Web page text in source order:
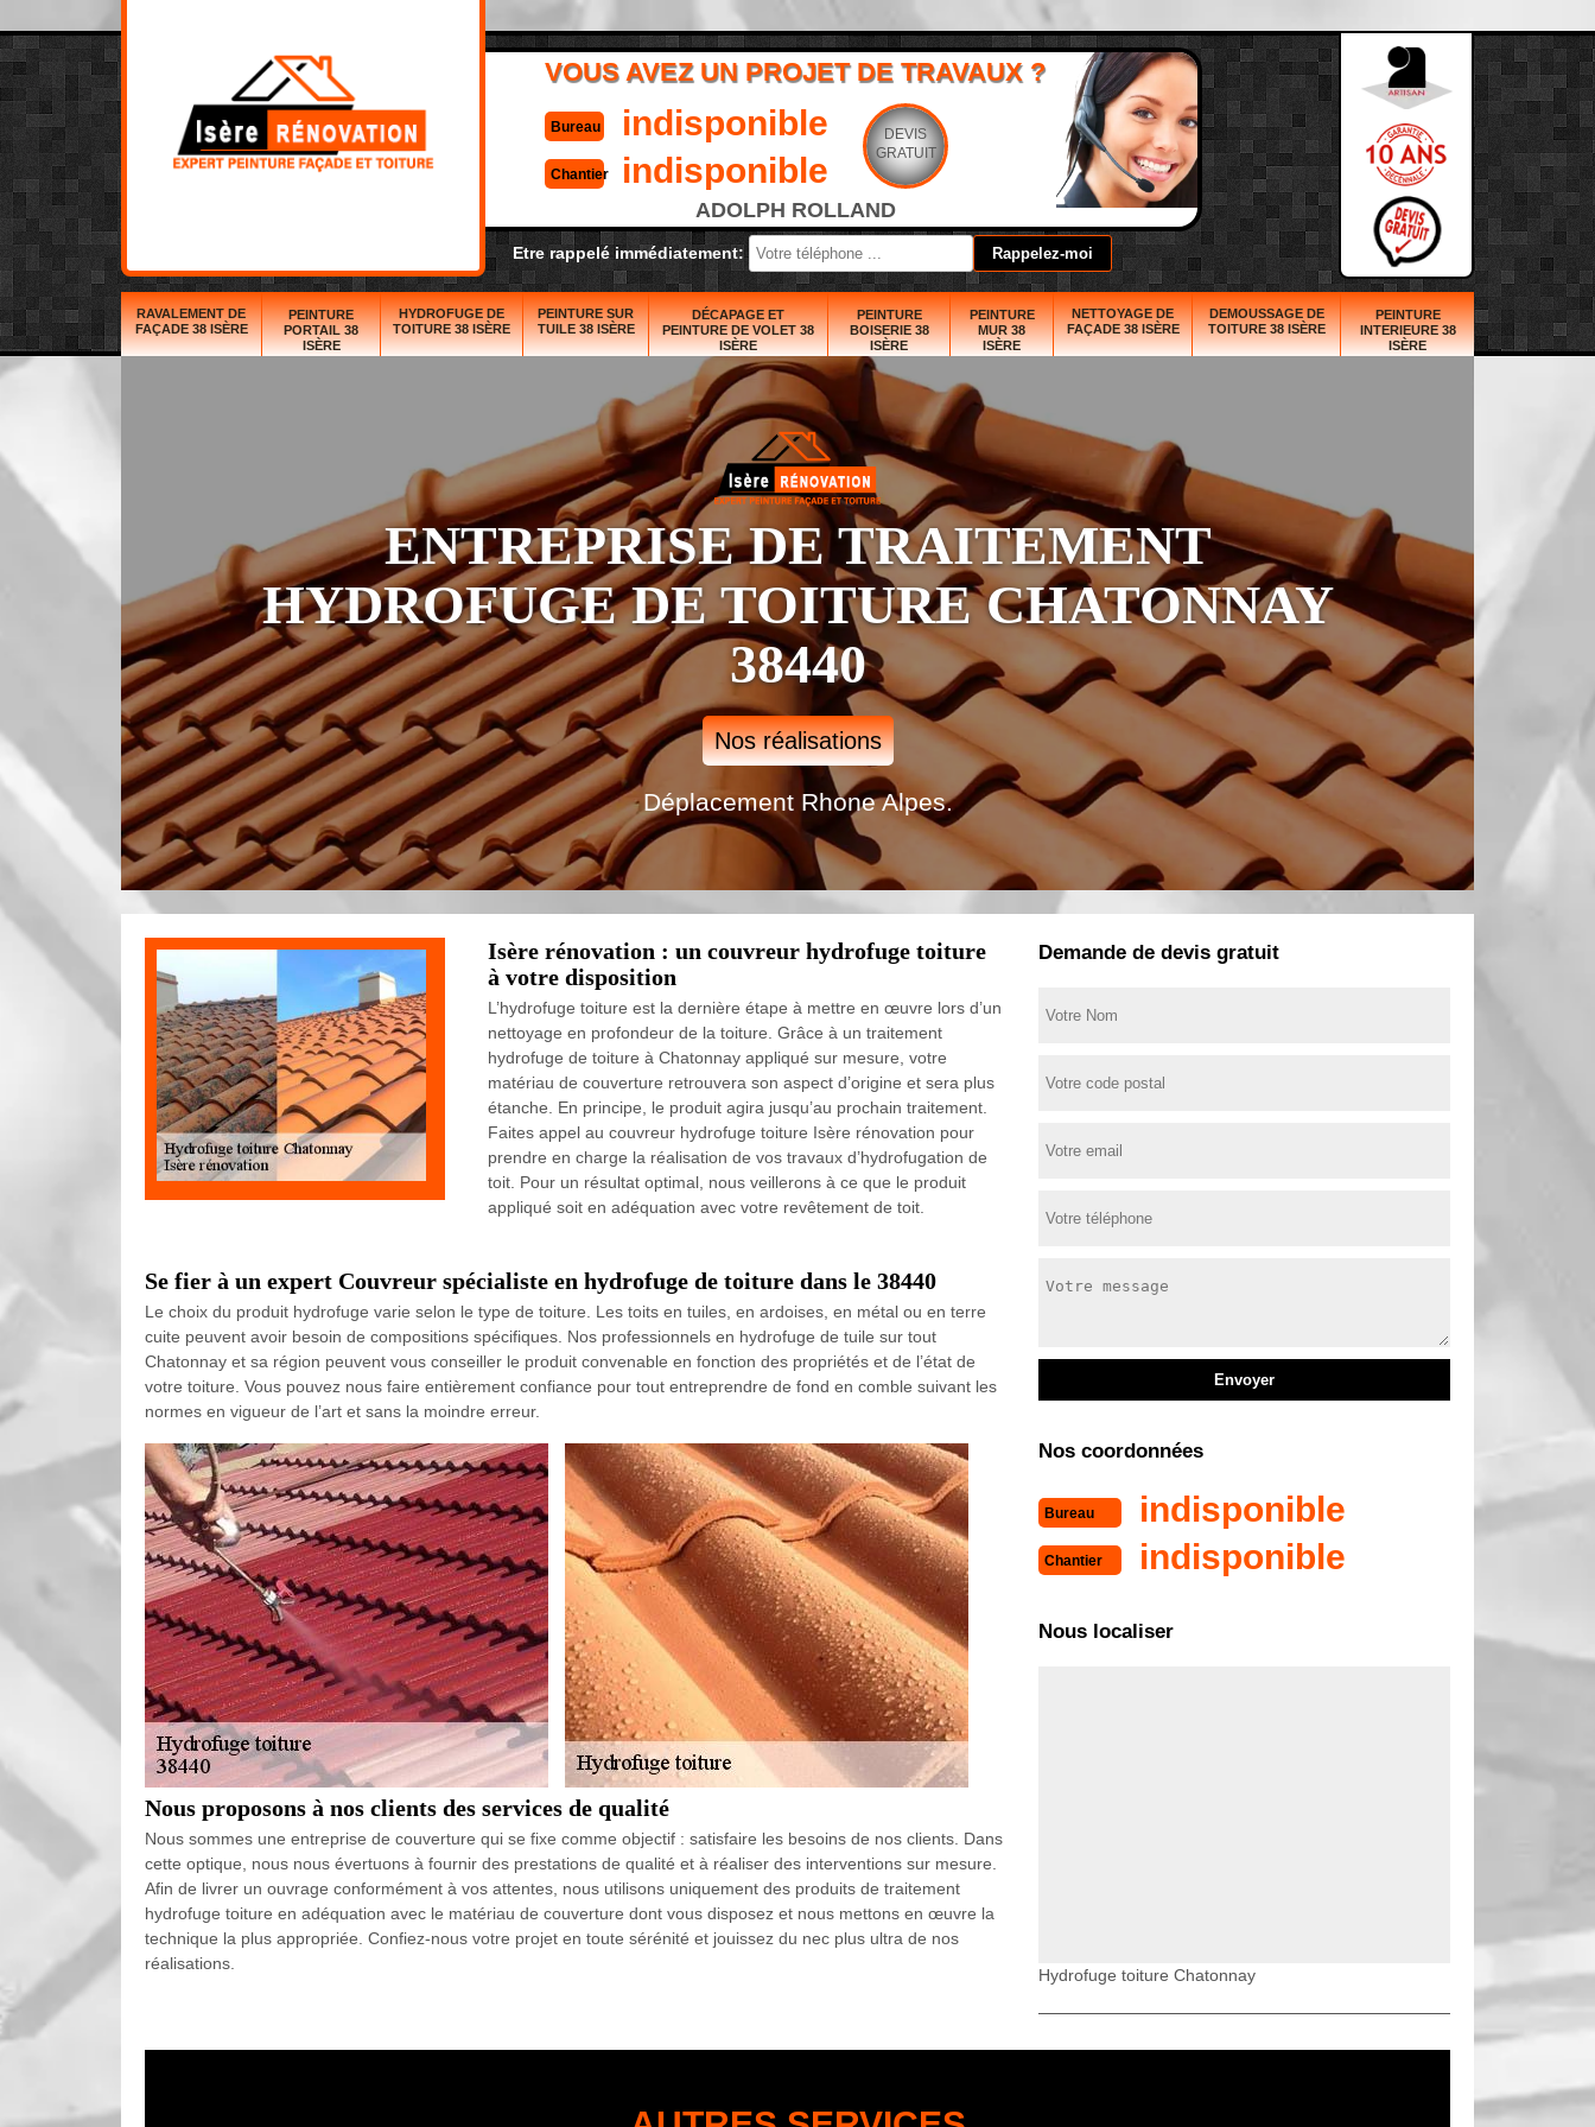
VOUS AVEZ UN PROJET DE TRAVAUX ?
Bureau indisponible
Chantier indisponible
DEVIS
GRATUIT
ADOLPH ROLLAND
Etre rappelé immédiatement:
RAVALEMENT DE
FAÇADE 38 ISÈRE
PEINTURE
PORTAIL 38
ISÈRE
HYDROFUGE DE
TOITURE 38 ISÈRE
PEINTURE SUR
TUILE 38 ISÈRE
DÉCAPAGE ET
PEINTURE DE VOLET 38
ISÈRE
PEINTURE
BOISERIE 38
ISÈRE
PEINTURE
MUR 38
ISÈRE
NETTOYAGE DE
FAÇADE 38 ISÈRE
DEMOUSSAGE DE
TOITURE 38 ISÈRE
PEINTURE
INTERIEURE 38
ISÈRE
ENTREPRISE DE TRAITEMENT
HYDROFUGE DE TOITURE CHATONNAY
38440
Nos réalisations
Déplacement Rhone Alpes.
Isère rénovation : un couvreur hydrofuge toiture
à votre disposition
L’hydrofuge toiture est la dernière étape à mettre en œuvre lors d’un
nettoyage en profondeur de la toiture. Grâce à un traitement
hydrofuge de toiture à Chatonnay appliqué sur mesure, votre
matériau de couverture retrouvera son aspect d’origine et sera plus
étanche. En principe, le produit agira jusqu’au prochain traitement.
Faites appel au couvreur hydrofuge toiture Isère rénovation pour
prendre en charge la réalisation de vos travaux d’hydrofugation de
toit. Pour un résultat optimal, nous veillerons à ce que le produit
appliqué soit en adéquation avec votre revêtement de toit.
Se fier à un expert Couvreur spécialiste en hydrofuge de toiture dans le 38440
Le choix du produit hydrofuge varie selon le type de toiture. Les toits en tuiles, en ardoises, en métal ou en terre
cuite peuvent avoir besoin de compositions spécifiques. Nos professionnels en hydrofuge de tuile sur tout
Chatonnay et sa région peuvent vous conseiller le produit convenable en fonction des propriétés et de l’état de
votre toiture. Vous pouvez nous faire entièrement confiance pour tout entreprendre de fond en comble suivant les
normes en vigueur de l’art et sans la moindre erreur.
Nous proposons à nos clients des services de qualité
Nous sommes une entreprise de couverture qui se fixe comme objectif : satisfaire les besoins de nos clients. Dans
cette optique, nous nous évertuons à fournir des prestations de qualité et à réaliser des interventions sur mesure.
Afin de livrer un ouvrage conformément à vos attentes, nous utilisons uniquement des produits de traitement
hydrofuge toiture en adéquation avec le matériau de couverture dont vous disposez et nous mettons en œuvre la
technique la plus appropriée. Confiez-nous votre projet en toute sérénité et jouissez du nec plus ultra de nos
réalisations.
rénovation, votre matériau de couverture sera plus étanche et plus solide. Quel que soit votre type de revêtement
Demande de devis gratuit
Nos coordonnées
Bureau indisponible
Chantier indisponible
Nous localiser
Hydrofuge toiture Chatonnay